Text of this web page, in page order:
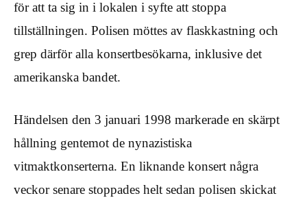
för att ta sig in i lokalen i syfte att stoppa
tillställningen. Polisen möttes av flaskkastning och
grep därför alla konsertbesökarna, inklusive det
amerikanska bandet.
Händelsen den 3 januari 1998 markerade en skärpt
hållning gentemot de nynazistiska
vitmaktkonserterna. En liknande konsert några
veckor senare stoppades helt sedan polisen skickat